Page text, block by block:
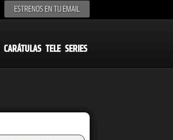
ESTRENOS EN TU EMAIL
CARÁTULAS TELE SERIES